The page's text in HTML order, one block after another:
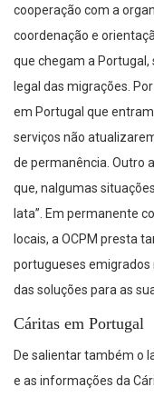
cooperação com a
coordenação e
que chegam a
legal das migrações.
em Portugal que
serviços não
de permanência. Outro
que, nalgumas
lata”. Em permanente
locais, a OCPM presta
portugueses emigrados
das soluções para as
Cáritas em Portugal
De salientar também o
e as informações da